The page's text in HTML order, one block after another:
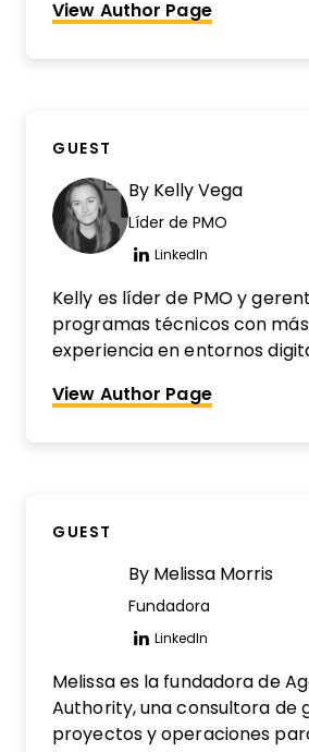
ahora Director de
eficientes.
View Author Page
GUEST
By Kelly Vega
Líder de PMO
LinkedIn
Opens new
Kelly es líder de PMO y
programas técnicos con más
experiencia en entornos
optimización de procesos, la
View Author Page
GUEST
By Melissa Morris
Fundadora
LinkedIn
Opens new
Melissa es la fundadora de
Authority, una consultora de
proyectos y operaciones